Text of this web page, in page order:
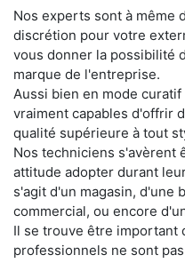
Nos experts sont à même
discrétion pour votre
vous donner la possibilité
marque de l'entreprise.
Aussi bien en mode
vraiment capables d'offrir
qualité supérieure à tout
Nos techniciens s'avèrent
attitude adopter durant
s'agit d'un magasin, d'une
commercial, ou encore
Il se trouve être important
professionnels ne sont